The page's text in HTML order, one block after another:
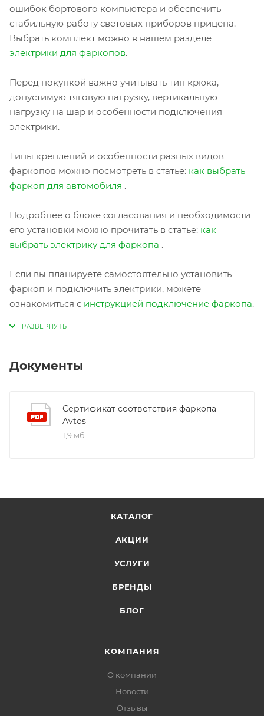
ошибок бортового компьютера и обеспечить
стабильную работу световых приборов прицепа.
Выбрать комплект можно в нашем разделе
электрики для фаркопов.
Перед покупкой важно учитывать тип крюка,
допустимую тяговую нагрузку, вертикальную
нагрузку на шар и особенности подключения
электрики.
Типы креплений и особенности разных видов
фаркопов можно посмотреть в статье: как выбрать
фаркоп для автомобиля .
Подробнее о блоке согласования и необходимости
его установки можно прочитать в статье: как
выбрать электрику для фаркопа .
Если вы планируете самостоятельно установить
фаркоп и подключить электрики, можете
ознакомиться с инструкцией подключение фаркопа.
Документы
Сертификат соответствия фаркопа
Avtos
1,9 мб
КАТАЛОГ
АКЦИИ
УСЛУГИ
БРЕНДЫ
БЛОГ
КОМПАНИЯ
О компании
Новости
Отзывы